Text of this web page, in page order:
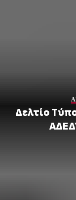
Δελτίο